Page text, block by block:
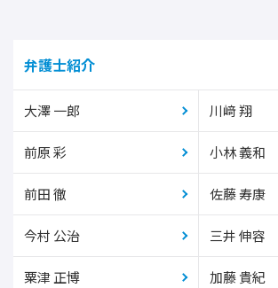
弁護士紹介
大澤 一郎 川﨑 翔
前原 彩 小林 義和
前田 徹 佐藤 寿康
今村 公治 三井 伸容
粟津 正博 加藤 貴紀